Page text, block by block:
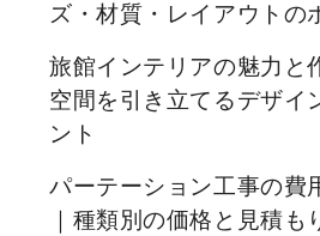
ズ・材質・レイアウトの
旅館インテリアの魅力と
空間を引き立てるデザイ
ント
パーテーション工事の費
｜種類別の価格と見積も